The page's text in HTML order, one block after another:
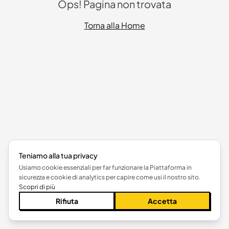
Ops! Pagina non trovata
Torna alla Home
Teniamo alla tua privacy
Usiamo cookie essenziali per far funzionare la Piattaforma in
sicurezza e cookie di analytics per capire come usi il nostro sito.
Scopri di più
Rifiuta Accetta